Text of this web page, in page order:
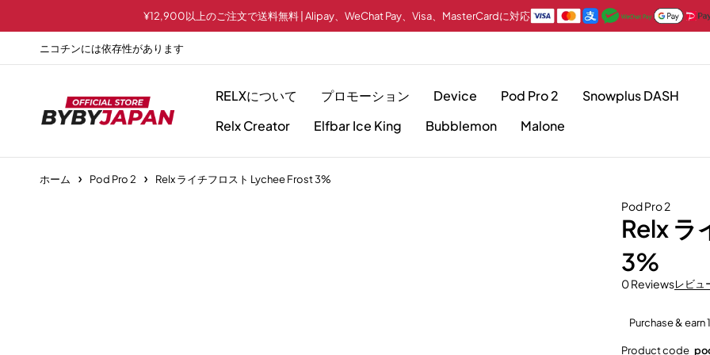
¥12,900以上のご注文で送料無料 | Alipay、WeChat Pay、Visa、MasterCardに対応
ニコチンには依存性があります
RELXについて プロモーション Device Pod Pro 2
Snowplus DASH
Relx Creator
Elfbar Ice King Bubblemon Malone
ホーム Pod Pro 2 Relx ライチフロスト Lychee Frost 3%
Pod Pro 2
Relx ラ
3%
0 Reviewsレビュ
Purchase & earn
Product code